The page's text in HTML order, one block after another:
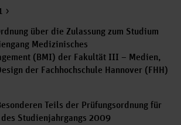
über die Zulassung zum Studium
Medizinisches
(BMI) der Fakultät III – Medien,
der Fachhochschule Hannover (FHH)
Teils der Prüfungsordnung für
Studienjahrgangs 2009